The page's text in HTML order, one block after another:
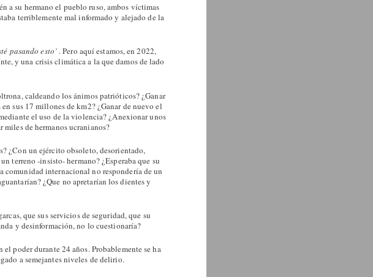
a su hermano el pueblo ruso, ambos víctimas
terriblemente mal informado y alejado de la
pasando esto’. Pero aquí estamos, en 2022,
y una crisis climática a la que damos de lado
caldeando los ánimos patrióticos? ¿Ganar
sus 17 millones de km2? ¿Ganar de nuevo el
el uso de la violencia? ¿Anexionar unos
miles de hermanos ucranianos?
¿Con un ejército obsoleto, desorientado,
terreno -insisto- hermano? ¿Esperaba que su
comunidad internacional no respondería de un
¿Que no apretarían los dientes y
que sus servicios de seguridad, que su
y desinformación, no lo cuestionaría?
poder durante 24 años. Probablemente se ha
a semejantes niveles de delirio.